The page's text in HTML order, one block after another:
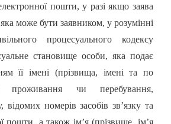
пошти, у разі якщо заява
може бути заявником, у розумінні
процесуального кодексу
становище особи, яка подає
її імені (прізвища, імені та по
проживання чи перебування,
відомих номерів засобів зв’язку та
пошти, а також ім’я (прізвище, ім’я